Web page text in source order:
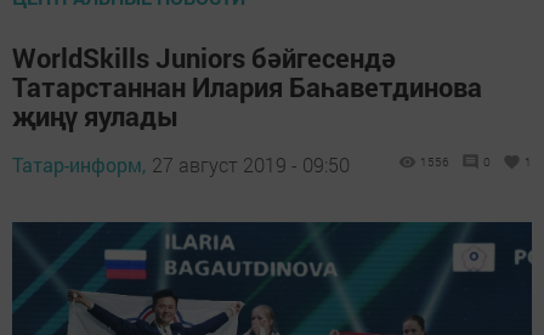
WorldSkills Juniors бәйгесендә
Татарстаннан Илария Баһаветдинова
җиңү яулады
Татар-информ, 27 август 2019 - 09:50 1556 0 1